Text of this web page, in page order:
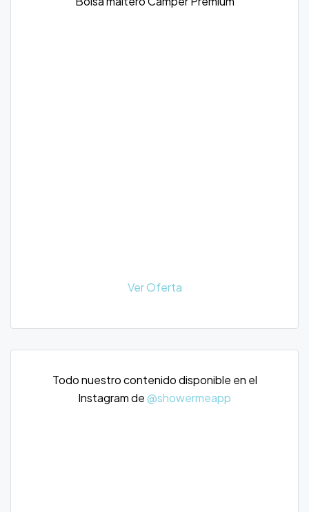
Ver Oferta
Todo nuestro contenido disponible en el
Instagram de@showermeapp